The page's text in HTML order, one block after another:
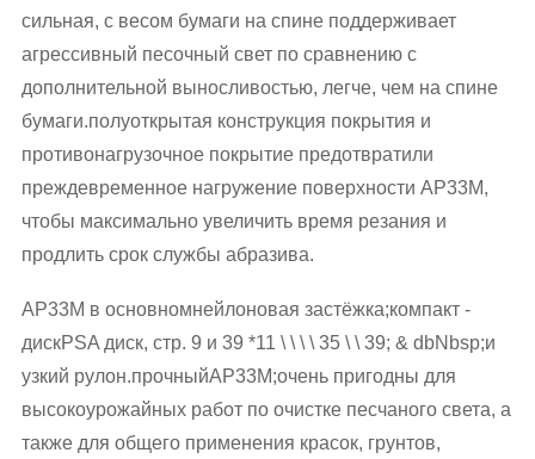
сильная, с весом бумаги на спине поддерживает
агрессивный песочный свет по сравнению с
дополнительной выносливостью, легче, чем на спине
бумаги.полуоткрытая конструкция покрытия и
противонагрузочное покрытие предотвратили
преждевременное нагружение поверхности AP33M,
чтобы максимально увеличить время резания и
продлить срок службы абразива.
AP33M в основномнейлоновая застёжка;компакт -
дискPSA диск, стр. 9 и 39 *11 \ \ \ \ 35 \ \ 39; & dbNbsp;и
узкий рулон.прочныйAP33M;очень пригодны для
высокоурожайных работ по очистке песчаного света, а
также для общего применения красок, грунтов,